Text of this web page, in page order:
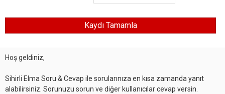
Hoş geldiniz,
Sihirli Elma Soru & Cevap ile sorularınıza en kısa zamanda yanıt
alabilirsiniz. Sorunuzu sorun ve diğer kullanıcılar cevap versin.